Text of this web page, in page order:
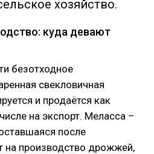
хозяйство.
куда девают
безотходное
свекловичная
и продаётся как
на экспорт. Меласса –
после
на производство дрожжей,